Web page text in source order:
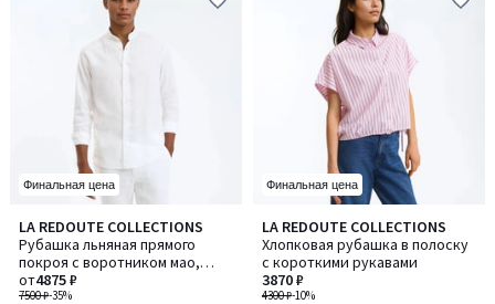
Финальная цена
LA REDOUTE COLLECTIONS
Рубашка льняная прямого
покроя с воротником мао,
AURELE / АУРЕЛЬ
7500 ₽-35%
от4875 ₽
4,7
/ 5
Количество
цветов:
6
Финальная цена
LA REDOUTE COLLECTIONS
Хлопковая рубашка в полоску
с короткими рукавами
4300 ₽-10%
3870 ₽
4,5
/ 5